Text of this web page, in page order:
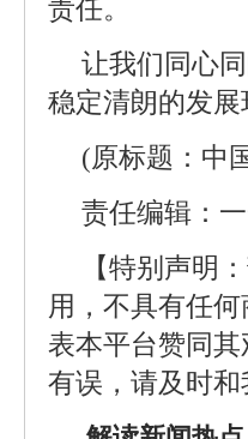
责任。
让我们同心
稳定清朗的发
(原标题：中
责任编辑：
【特别声明
用，不具有任
表本平台赞同
有误，请及时